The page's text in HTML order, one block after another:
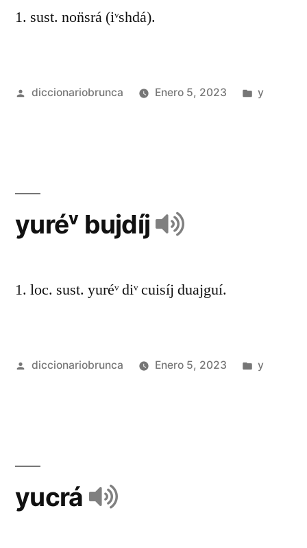
1. sust. non̈srá (iᵛshdá).
diccionariobrunca Enero 5, 2023 y
yuréᵛ bujdíj
1. loc. sust. yuréᵛ diᵛ cuisíj duajguí.
diccionariobrunca Enero 5, 2023 y
yucrá